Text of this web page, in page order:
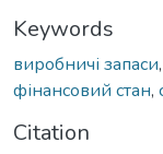
Keywords
виробничі запаси,
фінансовий стан,
Citation